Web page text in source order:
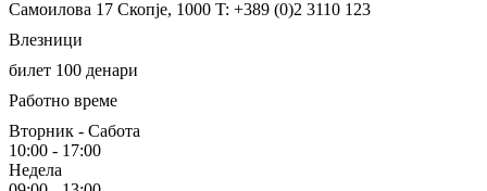
Самоилова 17 Скопје, 1000 T: +389 (0)2 3110 123
Влезници
билет 100 денари
Работно време
Вторник - Сабота
10:00 - 17:00
Недела